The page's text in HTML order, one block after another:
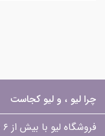
چرا لیو ، و لیو کجاست